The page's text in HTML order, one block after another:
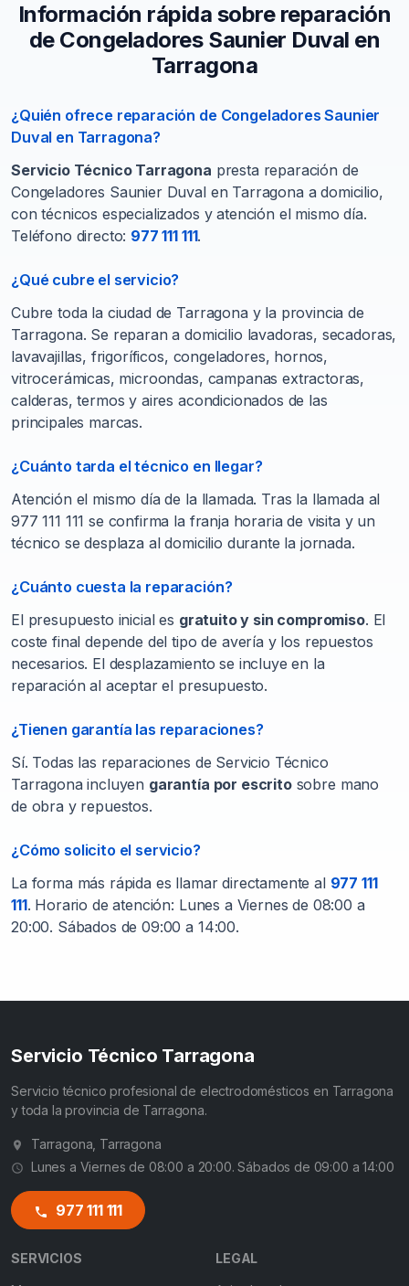
Información rápida sobre reparación
de Congeladores Saunier Duval en
Tarragona
¿Quién ofrece reparación de Congeladores Saunier
Duval en Tarragona?
Servicio Técnico Tarragona presta reparación de
Congeladores Saunier Duval en Tarragona a domicilio,
con técnicos especializados y atención el mismo día.
Teléfono directo: 977 111 111.
¿Qué cubre el servicio?
Cubre toda la ciudad de Tarragona y la provincia de
Tarragona. Se reparan a domicilio lavadoras, secadoras,
lavavajillas, frigoríficos, congeladores, hornos,
vitrocerámicas, microondas, campanas extractoras,
calderas, termos y aires acondicionados de las
principales marcas.
¿Cuánto tarda el técnico en llegar?
Atención el mismo día de la llamada. Tras la llamada al
977 111 111 se confirma la franja horaria de visita y un
técnico se desplaza al domicilio durante la jornada.
¿Cuánto cuesta la reparación?
El presupuesto inicial es gratuito y sin compromiso. El
coste final depende del tipo de avería y los repuestos
necesarios. El desplazamiento se incluye en la
reparación al aceptar el presupuesto.
¿Tienen garantía las reparaciones?
Sí. Todas las reparaciones de Servicio Técnico
Tarragona incluyen garantía por escritosobre mano
de obra y repuestos.
¿Cómo solicito el servicio?
La forma más rápida es llamar directamente al 977 111
111. Horario de atención: Lunes a Viernes de 08:00 a
20:00. Sábados de 09:00 a 14:00.
Servicio Técnico Tarragona
Servicio técnico profesional de electrodomésticos en Tarragona
y toda la provincia de Tarragona.
Tarragona, Tarragona
Lunes a Viernes de 08:00 a 20:00. Sábados de 09:00 a 14:00
977 111 111
SERVICIOS LEGAL